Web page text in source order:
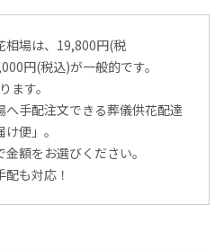
相場は、19,800円(税
円(税込)が一般的です。
ます。
手配注文できる葬儀供花配達
便」。
額をお選びください。
も対応！